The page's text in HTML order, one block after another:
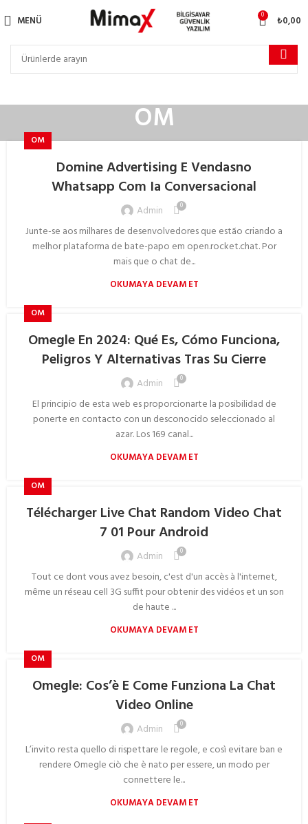
MENÜ 0 ₺0,00
OM
OM
Domine Advertising E Vendasno
Whatsapp Com Ia Conversacional
Admin 0
Junte-se aos milhares de desenvolvedores que estão criando a
melhor plataforma de bate-papo em open.rocket.chat. Por
mais que o chat de...
OKUMAYA DEVAM ET
OM
Omegle En 2024: Qué Es, Cómo Funciona,
Peligros Y Alternativas Tras Su Cierre
Admin 0
El principio de esta web es proporcionarte la posibilidad de
ponerte en contacto con un desconocido seleccionado al
azar. Los 169 canal...
OKUMAYA DEVAM ET
OM
Télécharger Live Chat Random Video Chat
7 01 Pour Android
Admin 0
Tout ce dont vous avez besoin, c'est d'un accès à l'internet,
même un réseau cell 3G suffit pour obtenir des vidéos et un son
de haute ...
OKUMAYA DEVAM ET
OM
Omegle: Cos’è E Come Funziona La Chat
Video Online
Admin 0
L’invito resta quello di rispettare le regole, e così evitare ban e
rendere Omegle ciò che è nato per essere, un modo per
connettere le...
OKUMAYA DEVAM ET